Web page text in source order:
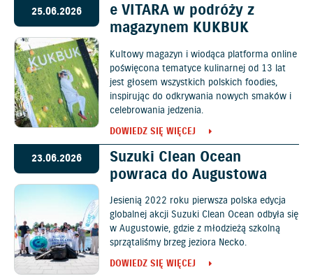
25.06.2026
e VITARA w podróży z
magazynem KUKBUK
Kultowy magazyn i wiodąca platforma online
poświęcona tematyce kulinarnej od 13 lat
jest głosem wszystkich polskich foodies,
inspirując do odkrywania nowych smaków i
celebrowania jedzenia.
DOWIEDZ SIĘ WIĘCEJ
23.06.2026
Suzuki Clean Ocean
powraca do Augustowa
Jesienią 2022 roku pierwsza polska edycja
globalnej akcji Suzuki Clean Ocean odbyła się
w Augustowie, gdzie z młodzieżą szkolną
sprzątaliśmy brzeg jeziora Necko.
DOWIEDZ SIĘ WIĘCEJ